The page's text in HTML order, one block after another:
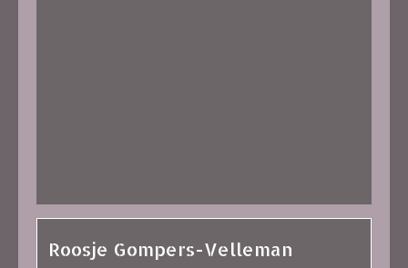
Roosje Gompers-Velleman